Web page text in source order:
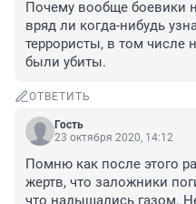
Почему вообще боевики
вряд ли когда-нибудь
террористы, в том числе
были убиты.
ОТВЕТИТЬ
Гость
23 октября 2020, 14:12
Помню как после этого
жертв, что заложники
что надышались газом.